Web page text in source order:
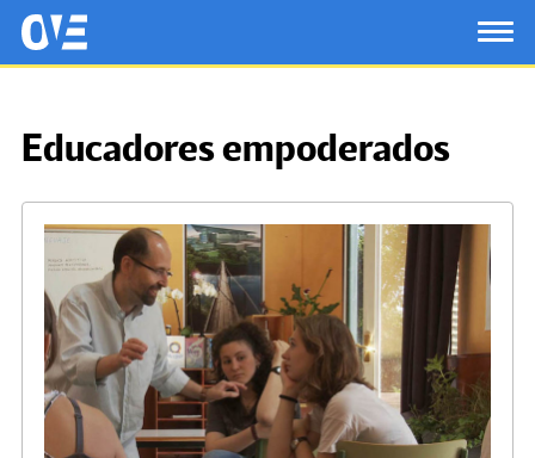
Saltar al contenido principal
OtrasVocesenEducacion.org
Educadores empoderados